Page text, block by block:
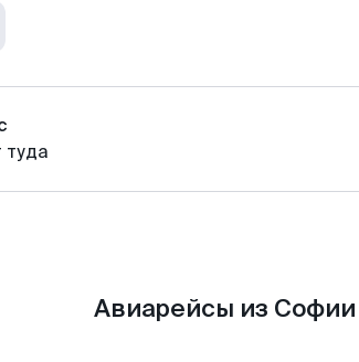
туда
Авиарейсы из